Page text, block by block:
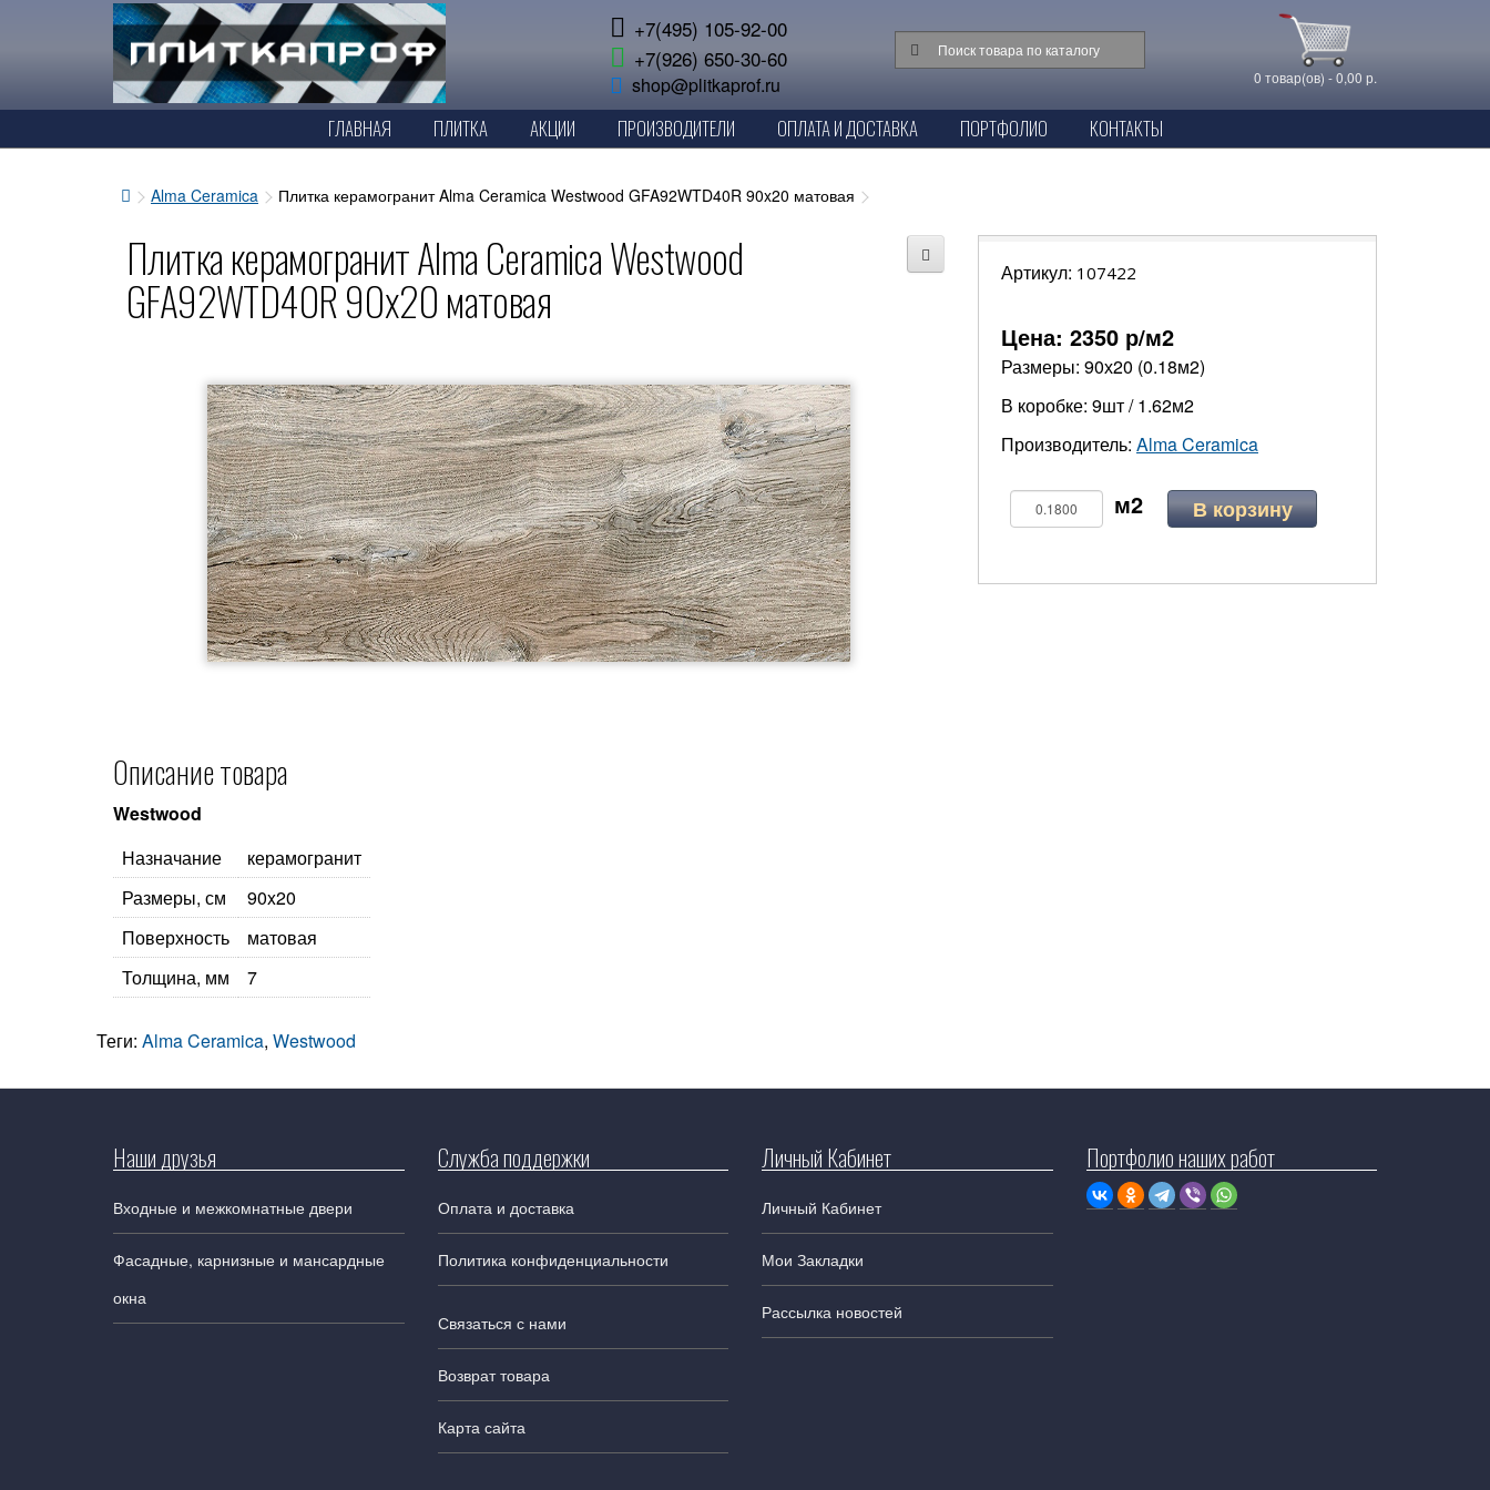
+7(495) 105-92-00
+7(926) 650-30-60
shop@plitkaprof.ru 0 товар(ов) - 0,00 р.
ГЛАВНАЯ ПЛИТКА АКЦИИ ПРОИЗВОДИТЕЛИ ОПЛАТА И ДОСТАВКА ПОРТФОЛИО КОНТАКТЫ
Alma Ceramica Плитка керамогранит Alma Ceramica Westwood GFA92WTD40R 90x20 матовая
Плитка керамогранит Alma Ceramica Westwood
GFA92WTD40R 90x20 матовая
Описание товара
Westwood
Назначание
керамогранит
Размеры, см
90x20
Поверхность
матовая
Толщина, мм
7
Артикул: 107422
Цена: 2350 р/м2
Размеры: 90х20 (0.18м2)
В коробке: 9шт / 1.62м2
Производитель: Alma Ceramica
В корзину
Теги: Alma Ceramica, Westwood
Наши друзья
Входные и межкомнатные двери
Фасадные, карнизные и мансардные
окна
Служба поддержки
Оплата и доставка
Политика конфиденциальности
Связаться с нами
Возврат товара
Карта сайта
Личный Кабинет
Личный Кабинет
Мои Закладки
Рассылка новостей
Портфолио наших работ